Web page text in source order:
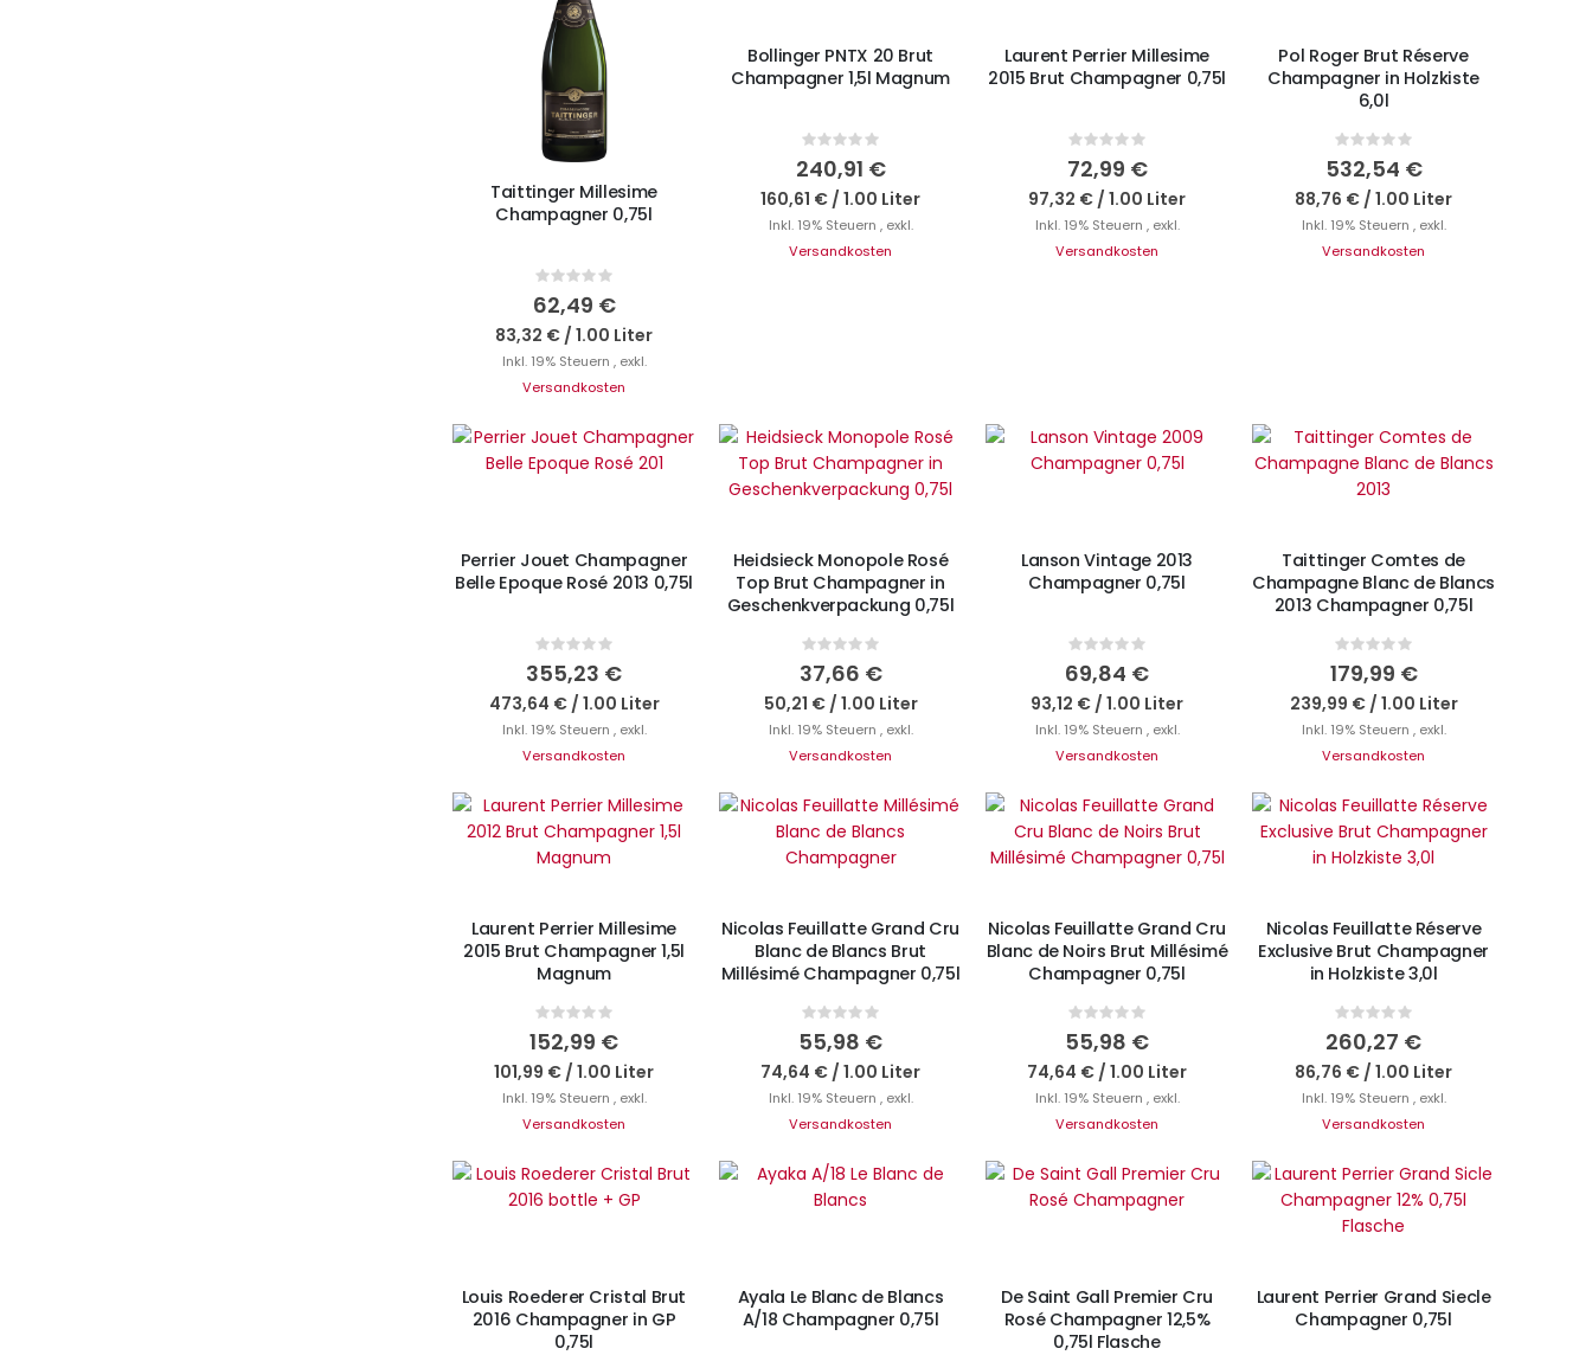
IN DEN WARENKORB
Taittinger Millesime
Champagner 0,75l
Rating:
0%
62,49 €
83,32 € / 1.00 Liter
Inkl. 19% Steuern , exkl.
Versandkosten
Bollinger PNTX 20 Brut
Champagner 1,5l Magnum
Rating:
0%
240,91 €
160,61 € / 1.00 Liter
Inkl. 19% Steuern , exkl.
Versandkosten
Laurent Perrier Millesime
2015 Brut Champagner 0,75l
Rating:
0%
72,99 €
97,32 € / 1.00 Liter
Inkl. 19% Steuern , exkl.
Versandkosten
Pol Roger Brut Réserve
Champagner in Holzkiste
6,0l
Rating:
0%
532,54 €
88,76 € / 1.00 Liter
Inkl. 19% Steuern , exkl.
Versandkosten
IN DEN WARENKORB
Perrier Jouet Champagner
Belle Epoque Rosé 2013 0,75l
Rating:
0%
355,23 €
473,64 €/ 1.00 Liter
Inkl. 19% Steuern , exkl.
Versandkosten
IN DEN WARENKORB
Heidsieck Monopole Rosé
Top Brut Champagner in
Geschenkverpackung 0,75l
Rating:
0%
37,66 €
50,21 €/ 1.00 Liter
Inkl. 19% Steuern , exkl.
Versandkosten
IN DEN WARENKORB
Lanson Vintage 2013
Champagner 0,75l
Rating:
0%
69,84 €
93,12 € / 1.00 Liter
Inkl. 19% Steuern , exkl.
Versandkosten
IN DEN WARENKORB
Taittinger Comtes de
Champagne Blanc de Blancs
2013 Champagner 0,75l
Rating:
0%
179,99 €
239,99 €/ 1.00 Liter
Inkl. 19% Steuern , exkl.
Versandkosten
IN DEN WARENKORB
Laurent Perrier Millesime
2015 Brut Champagner 1,5l
Magnum
Rating:
0%
152,99 €
101,99 € / 1.00 Liter
Inkl. 19% Steuern , exkl.
Versandkosten
IN DEN WARENKORB
Nicolas Feuillatte Grand Cru
Blanc de Blancs Brut
Millésimé Champagner 0,75l
Rating:
0%
55,98 €
74,64 € / 1.00 Liter
Inkl. 19% Steuern , exkl.
Versandkosten
IN DEN WARENKORB
Nicolas Feuillatte Grand Cru
Blanc de Noirs Brut Millésimé
Champagner 0,75l
Rating:
0%
55,98 €
74,64 € / 1.00 Liter
Inkl. 19% Steuern , exkl.
Versandkosten
IN DEN WARENKORB
Nicolas Feuillatte Réserve
Exclusive Brut Champagner
in Holzkiste 3,0l
Rating:
0%
260,27 €
86,76 € / 1.00 Liter
Inkl. 19% Steuern , exkl.
Versandkosten
IN DEN WARENKORB
Louis Roederer Cristal Brut
2016 Champagner in GP
0,75l
IN DEN WARENKORB
Ayala Le Blanc de Blancs
A/18 Champagner 0,75l
IN DEN WARENKORB
De Saint Gall Premier Cru
Rosé Champagner 12,5%
0,75l Flasche
Nicht auf Lager
Laurent Perrier Grand Siecle
Champagner 0,75l